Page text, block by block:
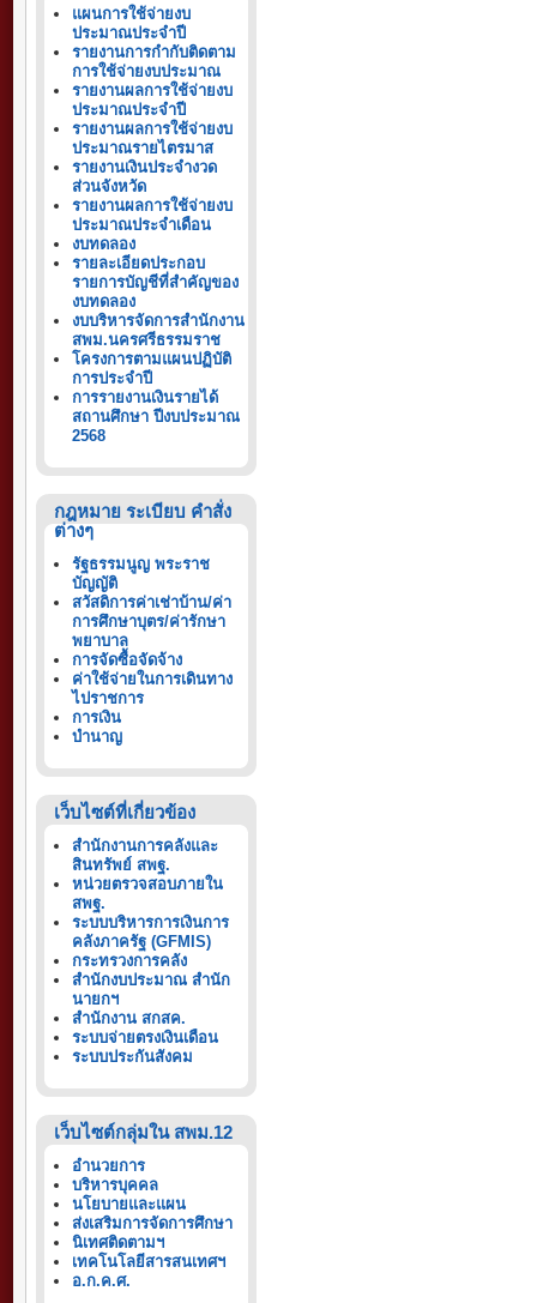
แผนการใช้จ่ายงบ
ประมาณประจำปี
รายงานการกำกับติดตาม
การใช้จ่ายงบประมาณ
รายงานผลการใช้จ่ายงบ
ประมาณประจำปี
รายงานผลการใช้จ่ายงบ
ประมาณรายไตรมาส
รายงานเงินประจำงวด
ส่วนจังหวัด
รายงานผลการใช้จ่ายงบ
ประมาณประจำเดือน
งบทดลอง
รายละเอียดประกอบ
รายการบัญชีที่สำคัญของ
งบทดลอง
งบบริหารจัดการสำนักงาน
สพม.นครศรีธรรมราช
โครงการตามแผนปฏิบัติ
การประจำปี
การรายงานเงินรายได้
สถานศึกษา ปีงบประมาณ
2568
กฎหมาย ระเบียบ คำสั่ง
ต่างๆ
รัฐธรรมนูญ พระราช
บัญญัติ
สวัสดิการค่าเช่าบ้าน/ค่า
การศึกษาบุตร/ค่ารักษา
พยาบาล
การจัดซื้อจัดจ้าง
ค่าใช้จ่ายในการเดินทาง
ไปราชการ
การเงิน
บำนาญ
เว็บไซต์ที่เกี่ยวข้อง
สำนักงานการคลังและ
สินทรัพย์ สพฐ.
หน่วยตรวจสอบภายใน
สพฐ.
ระบบบริหารการเงินการ
คลังภาครัฐ (GFMIS)
กระทรวงการคลัง
สำนักงบประมาณ สำนัก
นายกฯ
สำนักงาน สกสค.
ระบบจ่ายตรงเงินเดือน
ระบบประกันสังคม
เว็บไซต์กลุ่มใน สพม.12
อำนวยการ
บริหารบุคคล
นโยบายและแผน
ส่งเสริมการจัดการศึกษา
นิเทศติดตามฯ
เทคโนโลยีสารสนเทศฯ
อ.ก.ค.ศ.